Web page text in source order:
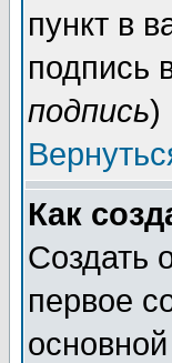
пункт в
подпись
подпись)
Как
Создать
первое